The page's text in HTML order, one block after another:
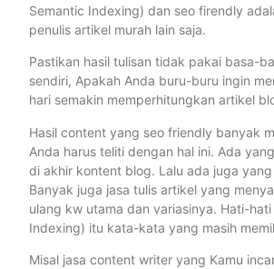
Semantic Indexing) dan seo firendly
penulis artikel murah lain saja.
Pastikan hasil tulisan tidak pakai basa-
sendiri, Apakah Anda buru-buru ingin
hari semakin memperhitungkan artikel
Hasil content yang seo friendly banyak
Anda harus teliti dengan hal ini. Ada
di akhir kontent blog. Lalu ada juga
Banyak juga jasa tulis artikel yang
ulang kw utama dan variasinya. Hati-
Indexing) itu kata-kata yang masih
Misal jasa content writer yang Kamu